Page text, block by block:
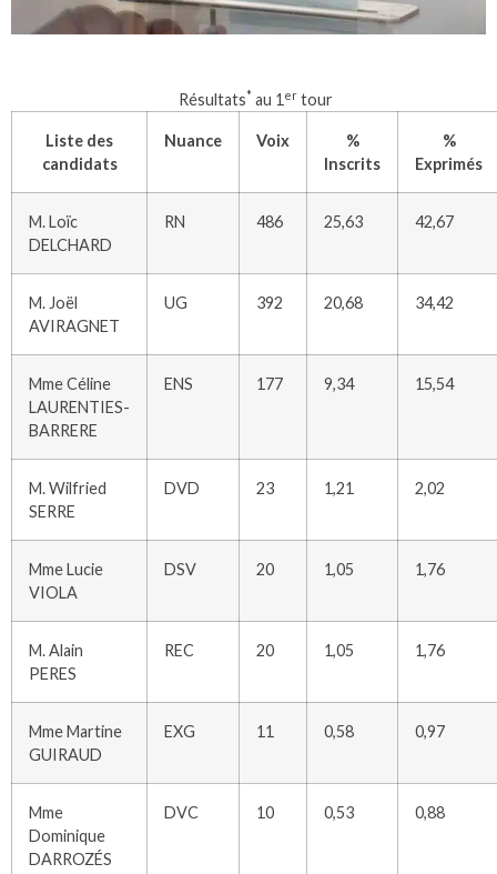
Résultats* au 1 er tour
Liste des
candidats
Nuance Voix
%
Inscrits
%
Exprimés
M. Loïc
DELCHARD
RN 486 25,63 42,67
M. Joël
AVIRAGNET
UG 392 20,68 34,42
Mme Céline
LAURENTIES-
BARRERE
ENS 177 9,34 15,54
M. Wilfried
SERRE
DVD 23 1,21 2,02
Mme Lucie
VIOLA
DSV 20 1,05 1,76
M. Alain
PERES
REC 20 1,05 1,76
Mme Martine
GUIRAUD
EXG 11 0,58 0,97
Mme
Dominique
DARROZÉS
DVC 10 0,53 0,88